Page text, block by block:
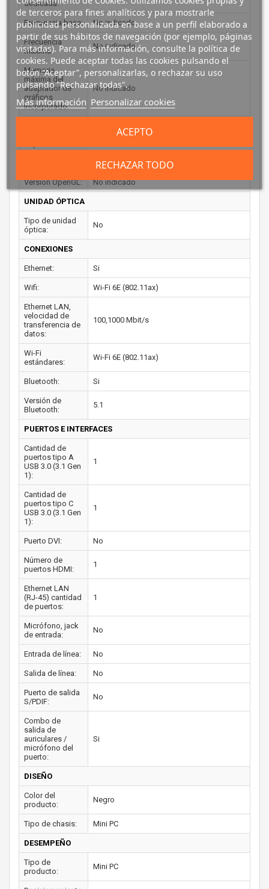
dedicada:
Frecuencia base: No indicado
Frecuencia
máxima:
No indicado
Memoria
máxima del
adaptador de
gráficos
incorporado:
No indicado
No indicado
No indicado
Versión OpenGL: No indicado
UNIDAD ÓPTICA
Tipo de unidad
óptica:
No
CONEXIONES
Ethernet: Si
Wifi: Wi-Fi 6E (802.11ax)
Ethernet LAN,
velocidad de
transferencia de
datos:
100,1000 Mbit/s
Wi-Fi
estándares:
Wi-Fi 6E (802.11ax)
Bluetooth: Si
Versión de
Bluetooth:
5.1
PUERTOS E INTERFACES
Cantidad de
puertos tipo A
USB 3.0 (3.1 Gen
1):
1
Cantidad de
puertos tipo C
USB 3.0 (3.1 Gen
1):
1
Puerto DVI: No
Número de
puertos HDMI:
1
Ethernet LAN
(RJ-45) cantidad
de puertos:
1
Micrófono, jack
de entrada:
No
Entrada de línea: No
Salida de línea: No
Puerto de salida
S/PDIF:
No
Combo de
salida de
auriculares /
micrófono del
puerto:
Si
DISEÑO
Color del
producto:
Negro
Tipo de chasis: Mini PC
DESEMPEÑO
Tipo de
producto:
Mini PC
de terceros para fines analíticos y para mostrarle
publicidad personalizada en base a un perfil elaborado a
partir de sus hábitos de navegación (por ejemplo, páginas
visitadas). Para más información, consulte la política de
cookies. Puede aceptar todas las cookies pulsando el
botón “Aceptar”, personalizarlas, o rechazar su uso
pulsando "Rechazar todas".
Más información Personalizar cookies
RECHAZAR TODO
ACEPTO